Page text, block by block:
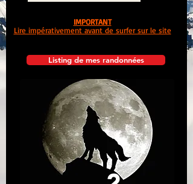
Listing de mes randonnées
IMPORTANT
Lire impérativement avant de surfer sur le site